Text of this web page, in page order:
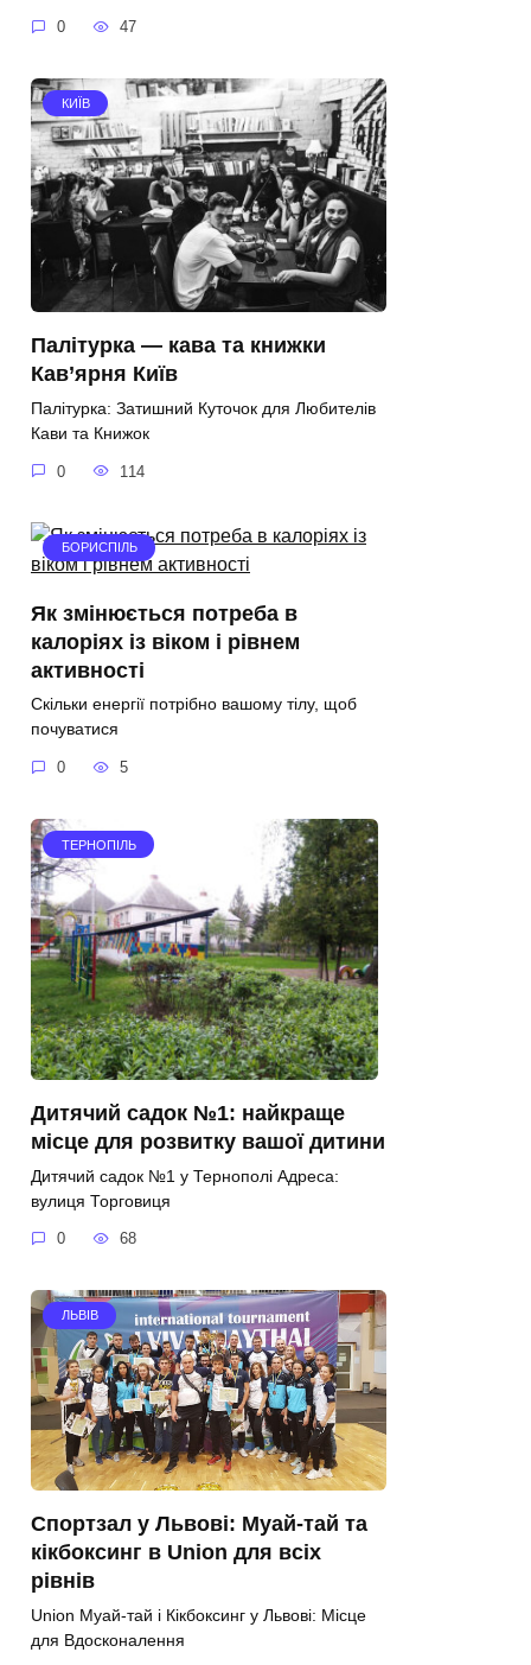
0 47
КИЇВ
Палітурка — кава та книжки
Кав’ярня Київ
Палітурка: Затишний Куточок для Любителів
Кави та Книжок
0 114
БОРИСПІЛЬ
Як змінюється потреба в
калоріях із віком і рівнем
активності
Скільки енергії потрібно вашому тілу, щоб
почуватися
0 5
ТЕРНОПІЛЬ
Дитячий садок №1: найкраще
місце для розвитку вашої дитини
Дитячий садок №1 у Тернополі Адреса:
вулиця Торговиця
0 68
ЛЬВІВ
Спортзал у Львові: Муай-тай та
кікбоксинг в Union для всіх
рівнів
Union Муай-тай і Кікбоксинг у Львові: Місце
для Вдосконалення